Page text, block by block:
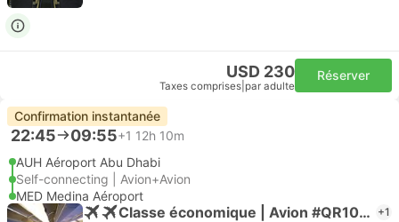
USD 230
Taxes comprises par adulte
Réserver
Confirmation instantanée
22:45 09:55+1 12h 10m
AUH Aéroport Abu Dhabi
Self-connecting | Avion+Avion
MED Medina Aéroport
Classe économique | Avion #QR1053 +1